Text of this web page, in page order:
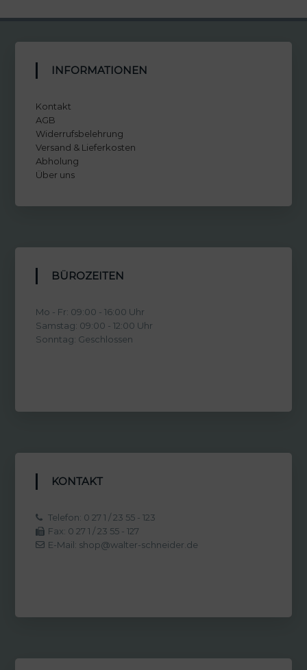
INFORMATIONEN
Kontakt
AGB
Widerrufsbelehrung
Versand & Lieferkosten
Abholung
Über uns
BÜROZEITEN
Mo - Fr: 09:00 - 16:00 Uhr
Samstag: 09:00 - 12:00 Uhr
Sonntag: Geschlossen
KONTAKT
Telefon: 0 27 1 / 23 55 - 123
Fax: 0 27 1 / 23 55 - 127
E-Mail: shop@walter-schneider.de